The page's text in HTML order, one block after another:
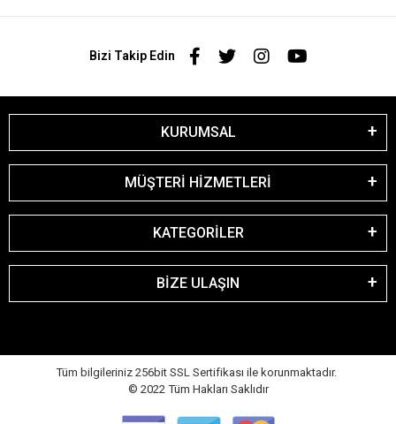
Bizi Takip Edin
KURUMSAL
MÜŞTERİ HİZMETLERİ
KATEGORİLER
BİZE ULAŞIN
Tüm bilgileriniz 256bit SSL Sertifikası ile korunmaktadır.
© 2022 Tüm Hakları Saklıdır